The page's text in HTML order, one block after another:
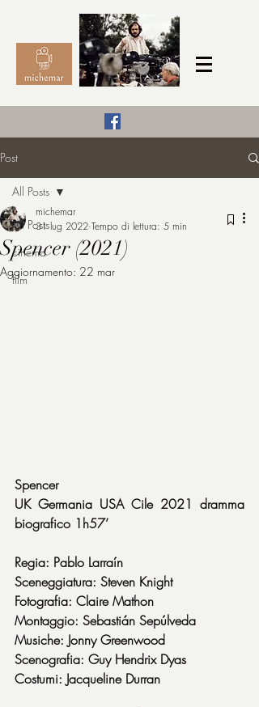
michemar
Post
All Posts
cinema
film
All Posts
Spencer (2021)
michemar
31 lug 2022 Tempo di lettura: 5 min
Aggiornamento: 22 mar
Spencer
UK Germania USA Cile 2021 dramma
biografico 1h57’
Regia: Pablo Larraín
Sceneggiatura: Steven Knight
Fotografia: Claire Mathon
Montaggio: Sebastián Sepúlveda
Musiche: Jonny Greenwood
Scenografia: Guy Hendrix Dyas
Costumi: Jacqueline Durran